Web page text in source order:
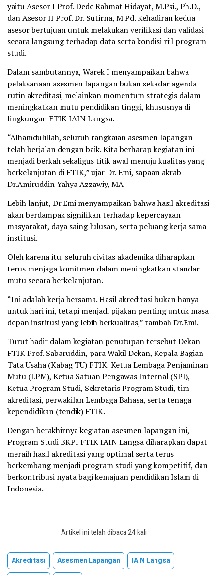
yaitu Asesor I Prof. Dede Rahmat Hidayat, M.Psi., Ph.D.,
dan Asesor II Prof. Dr. Sutirna, M.Pd. Kehadiran kedua
asesor bertujuan untuk melakukan verifikasi dan validasi
secara langsung terhadap data serta kondisi riil program
studi.
Dalam sambutannya, Warek I menyampaikan bahwa
pelaksanaan asesmen lapangan bukan sekadar agenda
rutin akreditasi, melainkan momentum strategis dalam
meningkatkan mutu pendidikan tinggi, khususnya di
lingkungan FTIK IAIN Langsa.
“Alhamdulillah, seluruh rangkaian asesmen lapangan
telah berjalan dengan baik. Kita berharap kegiatan ini
menjadi berkah sekaligus titik awal menuju kualitas yang
berkelanjutan di FTIK,” ujar Dr. Emi, sapaan akrab
Dr.Amiruddin Yahya Azzawiy, MA
Lebih lanjut, Dr.Emi menyampaikan bahwa hasil akreditasi
akan berdampak signifikan terhadap kepercayaan
masyarakat, daya saing lulusan, serta peluang kerja sama
institusi.
Oleh karena itu, seluruh civitas akademika diharapkan
terus menjaga komitmen dalam meningkatkan standar
mutu secara berkelanjutan.
“Ini adalah kerja bersama. Hasil akreditasi bukan hanya
untuk hari ini, tetapi menjadi pijakan penting untuk masa
depan institusi yang lebih berkualitas,” tambah Dr.Emi.
Turut hadir dalam kegiatan penutupan tersebut Dekan
FTIK Prof. Sabaruddin, para Wakil Dekan, Kepala Bagian
Tata Usaha (Kabag TU) FTIK, Ketua Lembaga Penjaminan
Mutu (LPM), Ketua Satuan Pengawas Internal (SPI),
Ketua Program Studi, Sekretaris Program Studi, tim
akreditasi, perwakilan Lembaga Bahasa, serta tenaga
kependidikan (tendik) FTIK.
Dengan berakhirnya kegiatan asesmen lapangan ini,
Program Studi BKPI FTIK IAIN Langsa diharapkan dapat
meraih hasil akreditasi yang optimal serta terus
berkembang menjadi program studi yang kompetitif, dan
berkontribusi nyata bagi kemajuan pendidikan Islam di
Indonesia.
Artikel ini telah dibaca 24 kali
Akreditasi Asesmen Lapangan IAIN Langsa